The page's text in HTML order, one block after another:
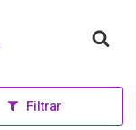
Filtrar